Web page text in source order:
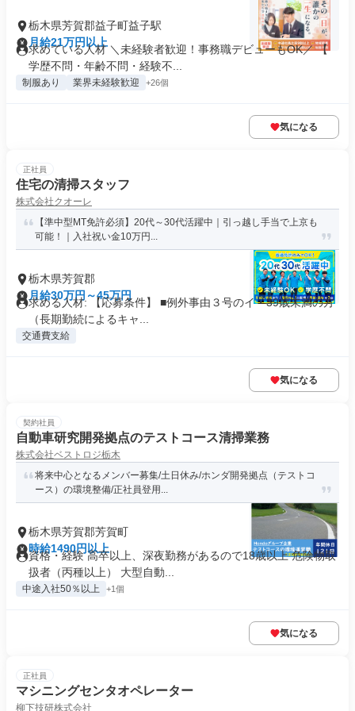
栃木県芳賀郡益子町益子駅
月給21万円以上
求めている人材 ＼未経験者歓迎！事務職デビューもOK／ 【
学歴不問・年齢不問・経験不...
制服あり 業界未経験歓迎 +26個
気になる
正社員
住宅の清掃スタッフ
株式会社クオーレ
【準中型MT免許必須】20代～30代活躍中｜引っ越し手当で上京も
可能！｜入社祝い金10万円...
栃木県芳賀郡
月給30万円～45万円
求める人材: 【応募条件】 ■例外事由３号のイ・39歳未満の方
（長期勤続によるキャ...
交通費支給
気になる
契約社員
自動車研究開発拠点のテストコース清掃業務
株式会社ベストロジ栃木
将来中心となるメンバー募集/土日休み/ホンダ開発拠点（テストコ
ース）の環境整備/正社員登用...
栃木県芳賀郡芳賀町
時給1490円以上
資格・経験 高卒以上、深夜勤務があるので18歳以上 危険物取
扱者（丙種以上） 大型自動...
中途入社50％以上 +1個
気になる
正社員
マシニングセンタオペレーター
柳下技研株式会社